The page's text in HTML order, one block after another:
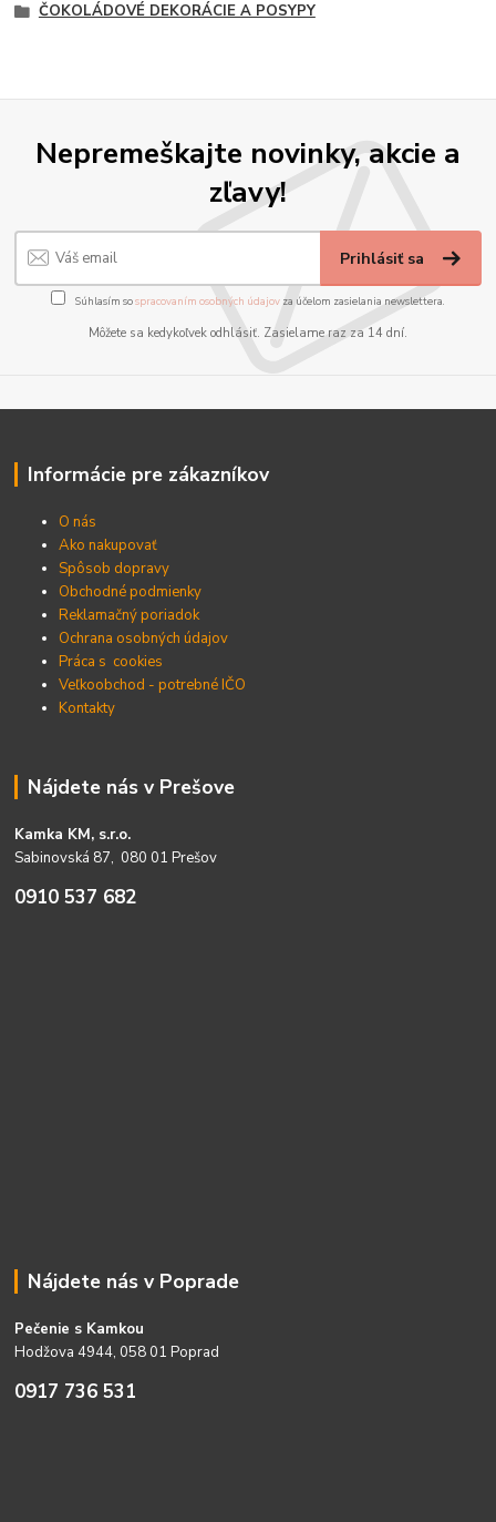
ČOKOLÁDOVÉ DEKORÁCIE A POSYPY
Nepremeškajte novinky, akcie a
zľavy!
Prihlásiť sa
Súhlasím sospracovaním osobných údajov za účelom zasielania newslettera.
Môžete sa kedykoľvek odhlásiť. Zasielame raz za 14 dní.
Informácie pre zákazníkov
O nás
Ako nakupovať
Spôsob dopravy
Obchodné podmienky
Reklamačný poriadok
Ochrana osobných údajov
Práca s cookies
Veľkoobchod - potrebné IČO
Kontakty
Nájdete nás v Prešove
Kamka KM, s.r.o.
Sabinovská 87, 080 01 Prešov
0910 537 682
Nájdete nás v Poprade
Pečenie s Kamkou
Hodžova 4944, 058 01 Poprad
0917 736 531